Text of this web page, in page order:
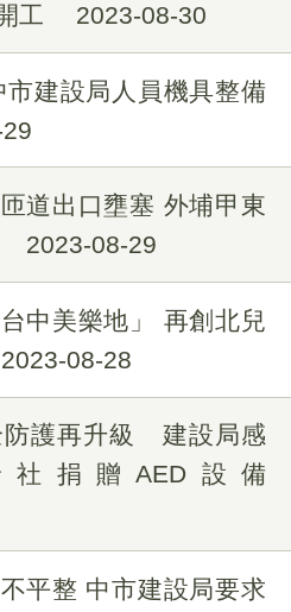
工
2023-08-30
建設局人員機具整備
道出口壅塞 外埔甲東
2023-08-29
中美樂地」 再創北兒
2023-08-28
防護再升級 建設局感
捐贈AED設備
平整 中市建設局要求